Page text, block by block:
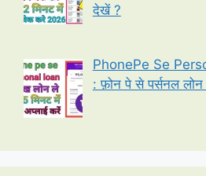
देखें ?
PhonePe Se
: फ़ोन पे से पर्सनल